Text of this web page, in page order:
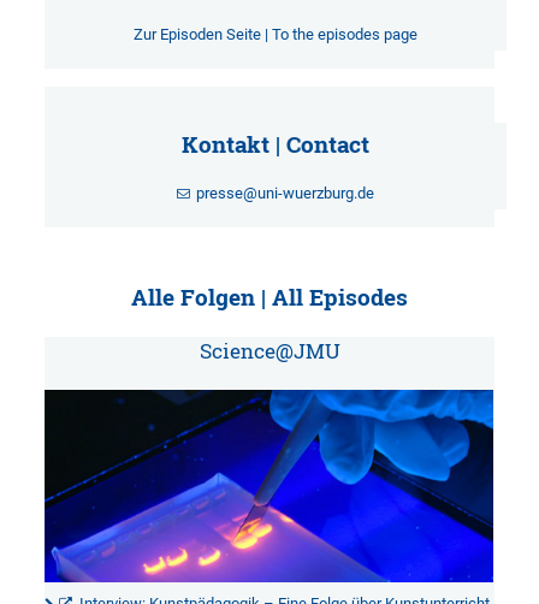
Zur Episoden Seite | To the episodes page
Kontakt | Contact
presse@uni-wuerzburg.de
Alle Folgen | All Episodes
Science@JMU